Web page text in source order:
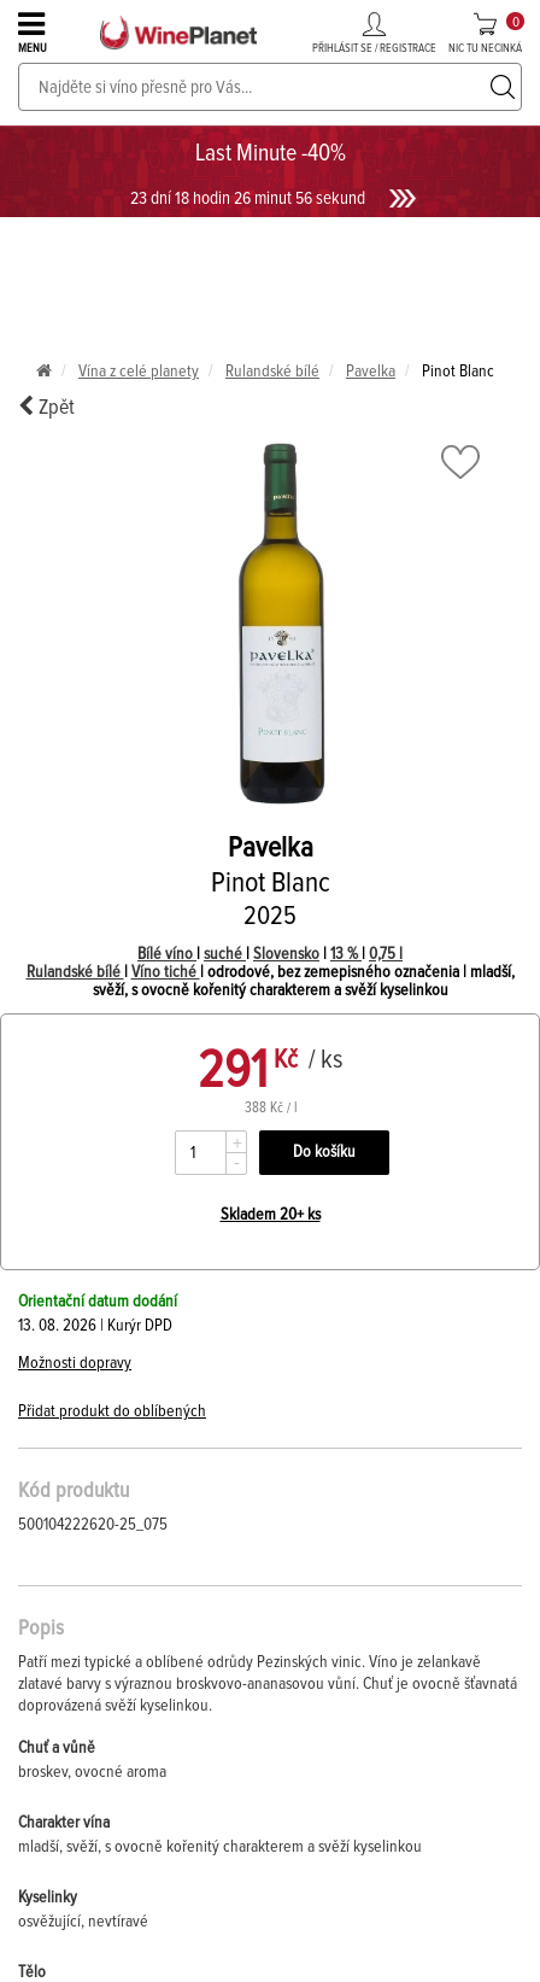
Last Minute -40%
23 dní 18 hodin 26 minut 56 sekund
MENU PŘIHLÁSIT SE / REGISTRACE NIC TU NECINKÁ
0
PROSECCO v akci až do -30%!UKÁZAT PROSECCO
Vína z celé planety Rulandské bílé Pavelka Pinot Blanc
Zpět
Pavelka
Pinot Blanc
2025
Bílé víno suché Slovensko 13 % 0,75 l
Rulandské bílé
Víno tiché
| odrodové, bez zemepisného označenia | mladší,
svěží, s ovocně kořenitý charakterem a svěží kyselinkou
291 Kč / ks
388 Kč / l
+
-
Skladem 20+ ks
Orientační datum dodání
13. 08. 2026 | Kurýr DPD
Možnosti dopravy
Přidat produkt do oblíbených
Kód produktu
500104222620-25_075
Popis
Patří mezi typické a oblíbené odrůdy Pezinských vinic. Víno je zelankavě
zlatavé barvy s výraznou broskvovo-ananasovou vůní. Chuť je ovocně šťavnatá
doprovázená svěží kyselinkou.
Chuť a vůně
broskev, ovocné aroma
Charakter vína
mladší, svěží, s ovocně kořenitý charakterem a svěží kyselinkou
Kyselinky
osvěžující, nevtíravé
Tělo